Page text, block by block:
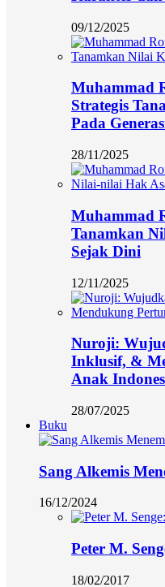
09/12/2025
Muhammad
Strategis
Pada
28/11/2025
Muhammad
Tanamkan
Sejak Dini
12/11/2025
Nuroji:
Inklusif, &
Anak
28/07/2025
Buku
Sang Alkemis
16/12/2024
Peter M.
18/02/2017